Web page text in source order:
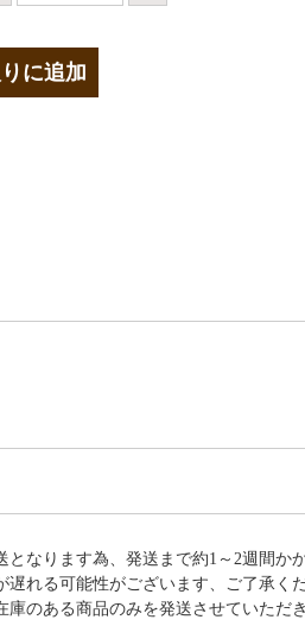
に追加
となります為、発送まで約1～2週間か
れる可能性がございます、ご了承くだ
のある商品のみを発送させていただき